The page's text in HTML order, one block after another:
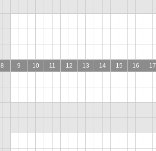
8 9 10 11 12 13 14 15 16 17